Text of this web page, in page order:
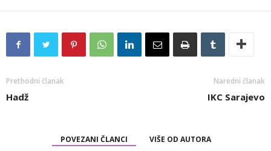
Prethodni članak
Hadž
Naredni članak
IKC Sarajevo
POVEZANI ČLANCI VIŠE OD AUTORA